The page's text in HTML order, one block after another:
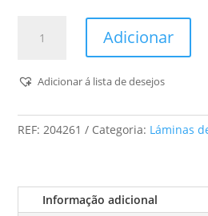
De
Tico-
Tico
Adicionar
Adicionar á lista de desejos
REF: 204261 Categoria: Láminas
Informação adicional